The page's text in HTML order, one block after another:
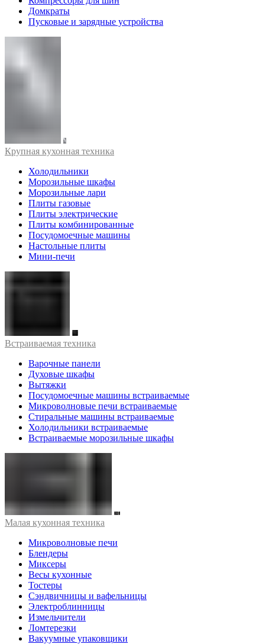
Домкраты
Пусковые и зарядные устройства
Крупная кухонная техника
Холодильники
Морозильные шкафы
Морозильные лари
Плиты газовые
Плиты электрические
Плиты комбинированные
Посудомоечные машины
Настольные плиты
Мини-печи
Встраиваемая техника
Варочные панели
Духовые шкафы
Вытяжки
Посудомоечные машины встраиваемые
Микроволновые печи встраиваемые
Стиральные машины встраиваемые
Холодильники встраиваемые
Встраиваемые морозильные шкафы
Малая кухонная техника
Микроволновые печи
Блендеры
Миксеры
Весы кухонные
Тостеры
Сэндвичницы и вафельницы
Электроблинницы
Измельчители
Ломтерезки
Вакуумные упаковщики